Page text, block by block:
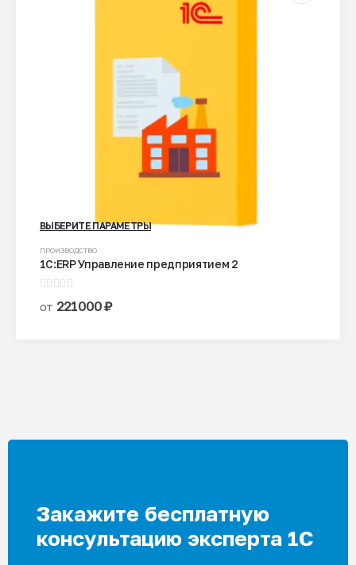
ВЫБЕРИТЕ ПАРАМЕТРЫ
Этот
товар
имеет
несколько
ПРОИЗВОДСТВО
1С:ERP Управление предприятием 2
из 5
от 221000₽
Закажите бесплатную
консультацию эксперта 1С